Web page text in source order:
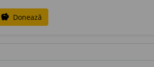
savings Donează